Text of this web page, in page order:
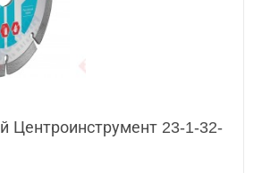
Центроинструмент 23-1-32-